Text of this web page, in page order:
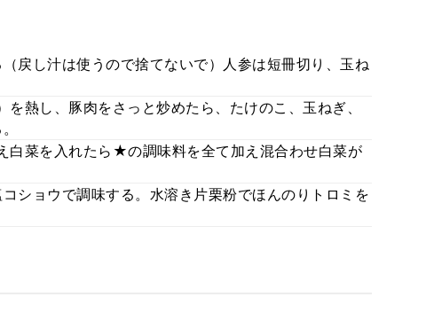
戻し汁は使うので捨てないで）人参は短冊切り、玉ね
熱し、豚肉をさっと炒めたら、たけのこ、玉ねぎ、
菜を入れたら★の調味料を全て加え混合わせ白菜が
ショウで調味する。水溶き片栗粉でほんのりトロミを